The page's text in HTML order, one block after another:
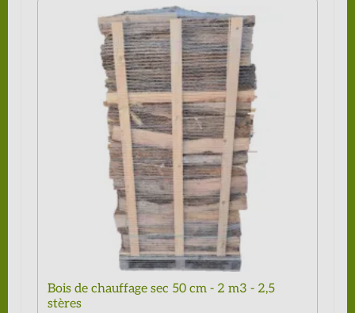
Bois de chauffage sec 50 cm - 2 m3 - 2,5
stères